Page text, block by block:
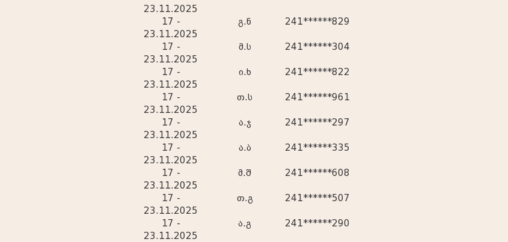
23.11.2025
17 -
23.11.2025
გ.ნ 241******829
17 -
23.11.2025
მ.ს 241******304
17 -
23.11.2025
ი.ხ 241******822
17 -
23.11.2025
თ.ს 241******961
17 -
23.11.2025
ა.ჯ 241******297
17 -
23.11.2025
ა.ბ 241******335
17 -
23.11.2025
მ.შ 241******608
17 -
23.11.2025
თ.გ 241******507
17 -
23.11.2025
ა.გ 241******290